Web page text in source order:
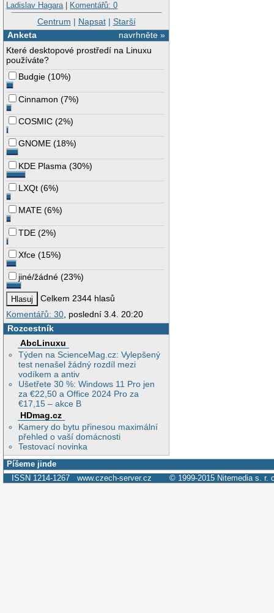
Ladislav Hagara| Komentářů: 0
Centrum | Napsat| Starší
navrhněte »
Anketa
Které desktopové prostředí na Linuxu
používáte?
Budgie (10%)
Cinnamon (7%)
COSMIC (2%)
GNOME (18%)
KDE Plasma (30%)
LXQt (6%)
MATE (6%)
TDE (2%)
Xfce (15%)
jiné/žádné (23%)
Celkem 2344 hlasů
Komentářů: 30 , poslední 3.4. 20:20
Rozcestník
AbcLinuxu
Týden na ScienceMag.cz: Vylepšený
test nenašel žádný rozdíl mezi
vodíkem a antiv
Ušetřete 30 %: Windows 11 Pro jen
za €22,50 a Office 2024 Pro za
€17,15 – akce B
HDmag.cz
Kamery do bytu přinesou maximální
přehled o vaší domácnosti
Testovací novinka
Píšeme jinde
ISSN 1214-1267 www.czech-server.cz © 1999-2015 Nitemedia s. r.